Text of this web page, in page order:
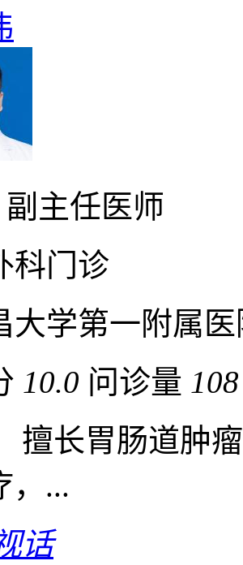
副主任医师
科门诊
大学第一附属医
10.0 问诊量 108
擅长胃肠道肿
，...
话